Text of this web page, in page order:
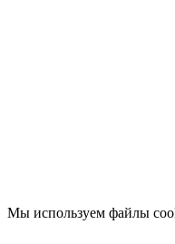
Мы используем файлы